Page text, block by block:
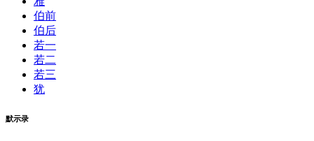
伯前
伯后
若一
若二
若三
犹
默示录